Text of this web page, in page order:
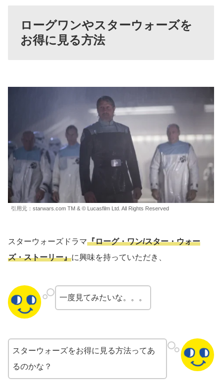
ローグワンやスターウォーズを
お得に見る方法
引用元：starwars.com TM & © Lucasfilm Ltd. All Rights Reserved
スターウォーズドラマ『ローグ・ワン/スター・ウォー
ズ・ストーリー』に興味を持っていただき、
一度見てみたいな。。。
スターウォーズをお得に見る方法ってあ
るのかな？